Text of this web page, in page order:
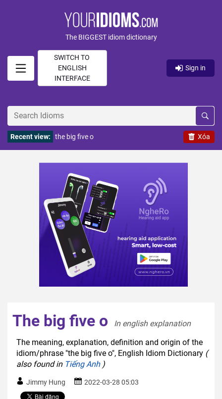
The BIGGEST idiom dictionary
SWITCH TO
ENGLISH
INTERFACE
Sign in
Xóa
Recent view: the big five o
The big five o
In english explanation
The meaning, explanation, definition and origin of the
idiom/phrase "the big five o", English Idiom Dictionary (
also found in Tiếng Anh)
Jimmy Hung 2022-03-28 05:03